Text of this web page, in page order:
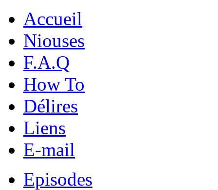
Accueil
Niouses
F.A.Q
How To
Délires
Liens
E-mail
Episodes